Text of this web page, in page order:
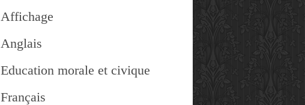
SPECTACLE,THÉÂTRE
Affichage
Anglais
Education morale et civique
Français